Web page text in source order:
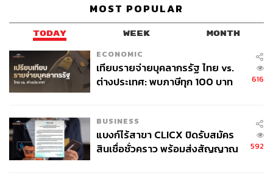
พรีเมียมมากกว่า หรือแพงกว่าที่คนในประเทศเทรดนั่นเอง ก็
เป็นจุดหนึ่งที่มีความผันผวนได้ แต่ก็ยังถือว่าเป็นอีกหนึ่ง
ประเทศที่น่าสนใจ
ด้าน อิศรา พุฒตาลศรี ประธานเจ้าหน้าที่บริหาร บริษัทหลัก
ทรัพย์จัดการกองทุน วี จำกัด (บลจ.วี) ให้ข้อมูลเพิ่มเติมว่า
มาก ประเด็นสำคัญมาจากประเทศจีนปรับในเรื่องของกฎ
หมายใหม่ๆ เพื่อจัดระเบียบในฝั่งเทคโนโลยี อาจจะทำให้การ
เติบโตในส่วนนี้ของจีนหายไป หรืออย่าง Sector ที่เกี่ยวกับ
MOST POPULAR
TODAY WEEK MONTH
ECONOMIC
เทียบรายจ่ายบุคลากรรัฐ ไทย vs.
ต่างประเทศ: พบภาษีทุก 100 บาท
616
BUSINESS
แบงก์ไร้สาขา CLICX ปิดรับสมัคร
สินเชื่อชั่วคราว พร้อมส่งสัญญาณ
592